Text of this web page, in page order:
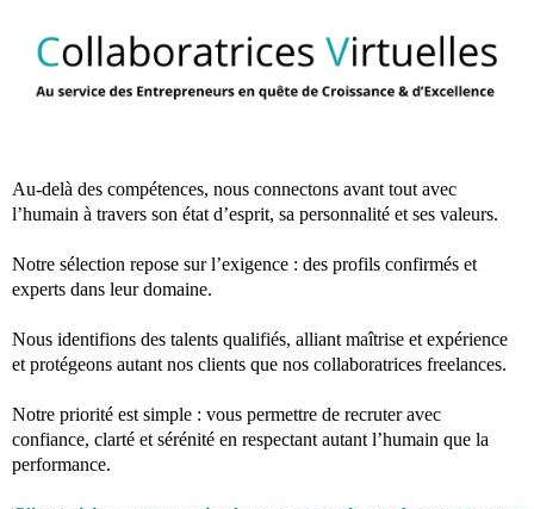
Au-delà des compétences, nous connectons avant tout avec
l’humain à travers son état d’esprit, sa personnalité et ses valeurs.
Notre sélection repose sur l’exigence : des profils confirmés et
experts dans leur domaine.
Nous identifions des talents qualifiés, alliant maîtrise et expérience
et protégeons autant nos clients que nos collaboratrices freelances.
Notre priorité est simple : vous permettre de recruter avec
confiance, clarté et sérénité en respectant autant l’humain que la
performance.